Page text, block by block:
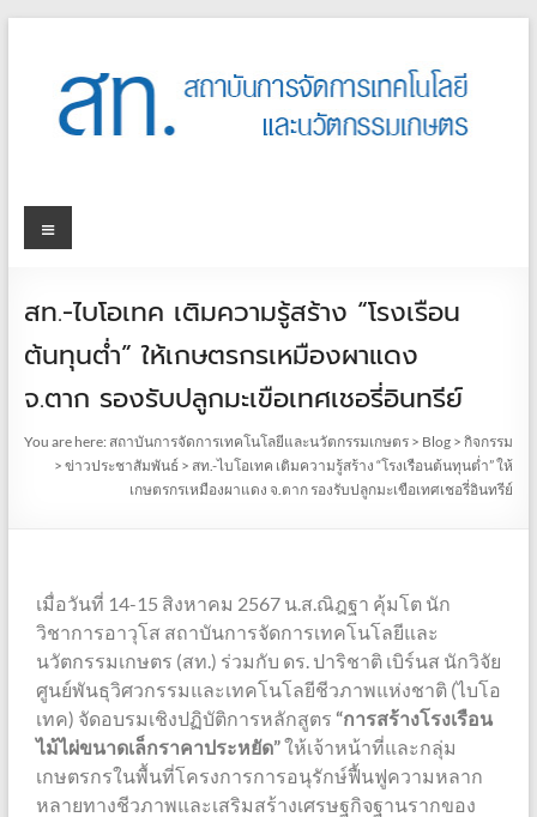
สท.-ไบโอเทค เติมความรู้สร้าง “โรงเรือน
ต้นทุนต่ำ” ให้เกษตรกรเหมืองผาแดง
จ.ตาก รองรับปลูกมะเขือเทศเชอรี่อินทรีย์
You are here: สถาบันการจัดการเทคโนโลยีและนวัตกรรมเกษตร > Blog >กิจกรรม
>ข่าวประชาสัมพันธ์ > สท.-ไบโอเทค เติมความรู้สร้าง “โรงเรือนต้นทุนต่ำ” ให้
เกษตรกรเหมืองผาแดง จ.ตาก รองรับปลูกมะเขือเทศเชอรี่อินทรีย์
เมื่อวันที่ 14-15 สิงหาคม 2567 น.ส.ณิฎฐา คุ้มโต นัก
วิชาการอาวุโส สถาบันการจัดการเทคโนโลยีและ
นวัตกรรมเกษตร (สท.) ร่วมกับ ดร. ปาริชาติ เบิร์นส นักวิจัย
ศูนย์พันธุวิศวกรรมและเทคโนโลยีชีวภาพแห่งชาติ (ไบโอ
เทค) จัดอบรมเชิงปฏิบัติการหลักสูตร “การสร้างโรงเรือน
ไม้ไผ่ขนาดเล็กราคาประหยัด”ให้เจ้าหน้าที่และกลุ่ม
เกษตรกรในพื้นที่โครงการการอนุรักษ์ฟื้นฟูความหลาก
หลายทางชีวภาพและเสริมสร้างเศรษฐกิจฐานรากของ